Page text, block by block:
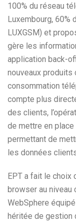
100% du réseau
Luxembourg, 60%
LUXGSM) et
gère les
application back-
nouveaux
consommation
compte plus
des clients,
de mettre en
permettant de
les données
EPT a fait le choix
browser au niveau
WebSphere
héritée de gestion